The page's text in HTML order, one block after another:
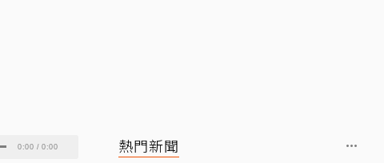
0:00 / 0:00 熱門新聞